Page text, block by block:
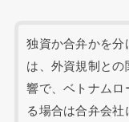
独資か合弁かを分
は、外資規制と
響で、ベトナムロ
る場合は合弁会